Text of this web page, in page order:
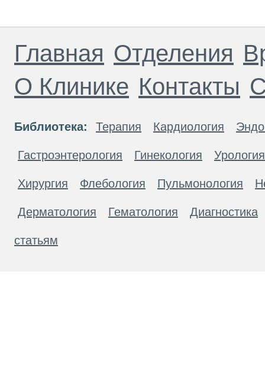
Главная Отделения
О Клинике Контакты
Библиотека: Терапия Кардиология
Гастроэнтерология Гинекология Урология
Хирургия Флебология Пульмонология
Дерматология Гематология Диагностика
статьям